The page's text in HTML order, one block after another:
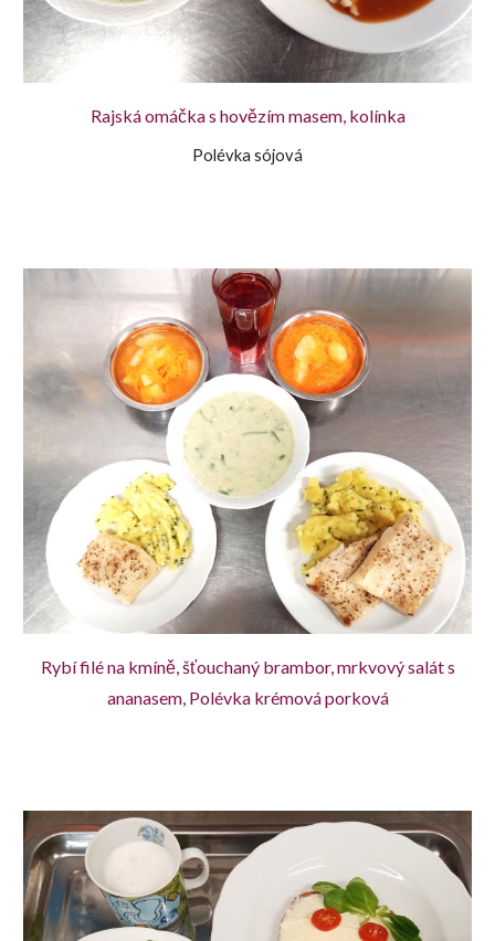
Rajská omáčka s hovězím masem, kolínka
Polévka sójová
Rybí filé na kmíně, šťouchaný brambor, mrkvový salát s
ananasem, Polévka krémová porková